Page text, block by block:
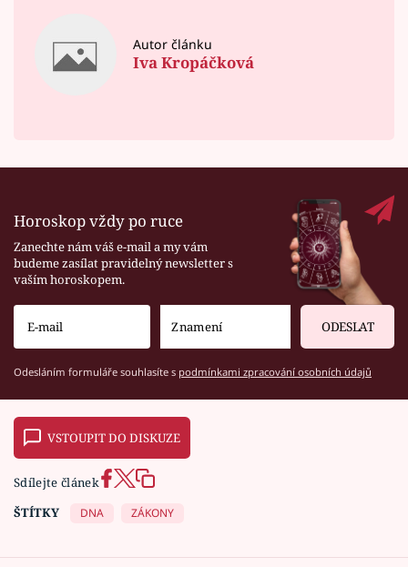
Autor článku
Iva Kropáčková
Horoskop vždy po ruce
Zanechte nám váš e-mail a my vám
budeme zasílat pravidelný newsletter s
vaším horoskopem.
ODESLAT
Odesláním formuláře souhlasíte s podmínkami zpracování osobních údajů
VSTOUPIT DO DISKUZE
Sdílejte článek
ŠTÍTKY
DNA ZÁKONY